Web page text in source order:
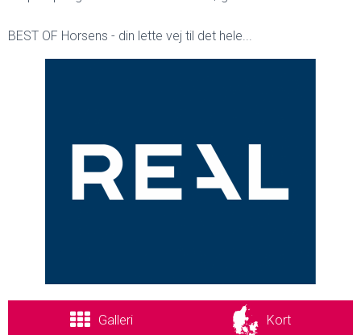
BEST OF Horsens - din lette vej til det hele...
Galleri Kort